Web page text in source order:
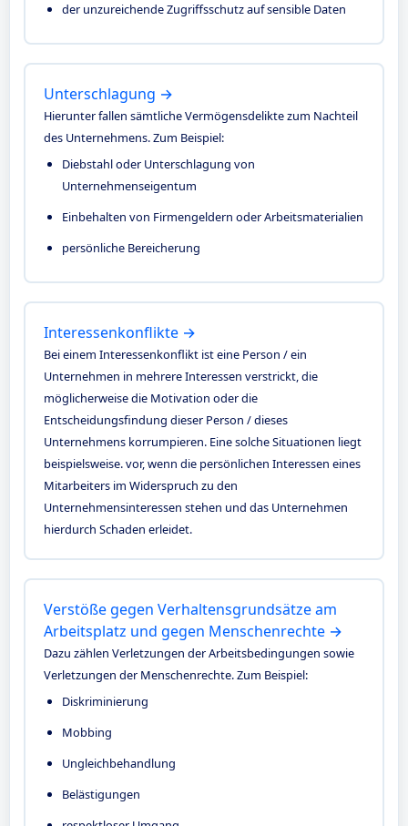
der unzureichende Zugriffsschutz auf sensible Daten
Unterschlagung →
Hierunter fallen sämtliche Vermögensdelikte zum Nachteil
des Unternehmens. Zum Beispiel:
Diebstahl oder Unterschlagung von
Unternehmenseigentum
Einbehalten von Firmengeldern oder Arbeitsmaterialien
persönliche Bereicherung
Interessenkonflikte →
Bei einem Interessenkonflikt ist eine Person / ein
Unternehmen in mehrere Interessen verstrickt, die
möglicherweise die Motivation oder die
Entscheidungsfindung dieser Person / dieses
Unternehmens korrumpieren. Eine solche Situationen liegt
beispielsweise. vor, wenn die persönlichen Interessen eines
Mitarbeiters im Widerspruch zu den
Unternehmensinteressen stehen und das Unternehmen
hierdurch Schaden erleidet.
Verstöße gegen Verhaltensgrundsätze am
Arbeitsplatz und gegen Menschenrechte →
Dazu zählen Verletzungen der Arbeitsbedingungen sowie
Verletzungen der Menschenrechte. Zum Beispiel:
Diskriminierung
Mobbing
Ungleichbehandlung
Belästigungen